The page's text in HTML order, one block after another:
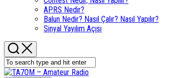
APRS Nedir?
Balun Nedir? Nasıl Çalır? Nasıl Yapılır?
Sinyal Yayılım Açısı